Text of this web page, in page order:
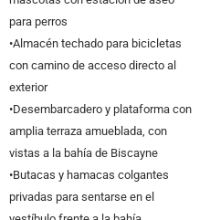
para perros
•Almacén techado para bicicletas
con camino de acceso directo al
exterior
•Desembarcadero y plataforma con
amplia terraza amueblada, con
vistas a la bahía de Biscayne
•Butacas y hamacas colgantes
privadas para sentarse en el